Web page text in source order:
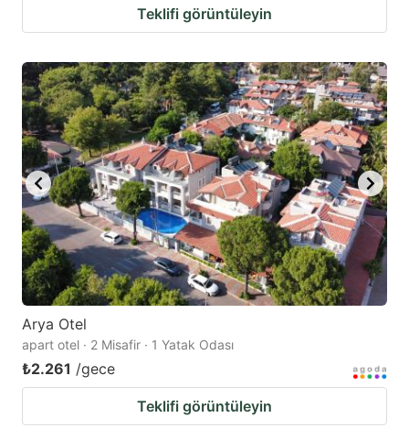
Teklifi görüntüleyin
Arya Otel
apart otel · 2 Misafir · 1 Yatak Odası
₺2.261 /gece
Teklifi görüntüleyin